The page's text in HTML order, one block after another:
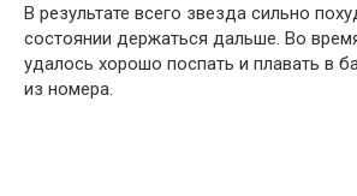
В результате всего звезда сильно
состоянии держаться дальше. Во
удалось хорошо поспать и плавать в
из номера.